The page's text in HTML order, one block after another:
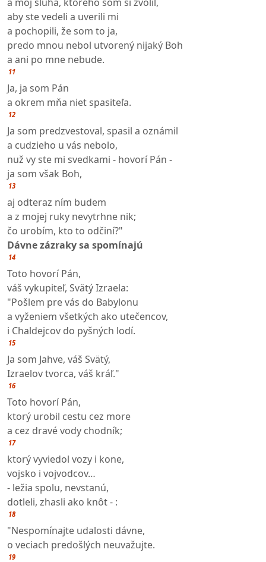
aby ste vedeli a uverili mi
a pochopili, že som to ja,
predo mnou nebol utvorený nijaký Boh
a ani po mne nebude.
11
Ja, ja som Pán
a okrem mňa niet spasiteľa.
12
Ja som predzvestoval, spasil a oznámil
a cudzieho u vás nebolo,
nuž vy ste mi svedkami - hovorí Pán -
ja som však Boh,
13
aj odteraz ním budem
a z mojej ruky nevytrhne nik;
čo urobím, kto to odčiní?"
Dávne zázraky sa spomínajú
14
Toto hovorí Pán,
váš vykupiteľ, Svätý Izraela:
"Pošlem pre vás do Babylonu
a vyženiem všetkých ako utečencov,
i Chaldejcov do pyšných lodí.
15
Ja som Jahve, váš Svätý,
Izraelov tvorca, váš kráľ."
16
Toto hovorí Pán,
ktorý urobil cestu cez more
a cez dravé vody chodník;
17
ktorý vyviedol vozy i kone,
vojsko i vojvodcov…
- ležia spolu, nevstanú,
dotleli, zhasli ako knôt - :
18
"Nespomínajte udalosti dávne,
o veciach predošlých neuvažujte.
19